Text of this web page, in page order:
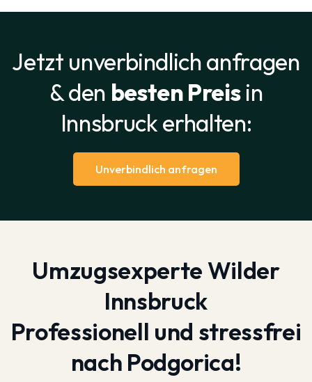
Jetzt unverbindlich anfragen
& den besten Preisin
Innsbruck erhalten:
Unverbindlich anfragen
Umzugsexperte Wilder
Innsbruck
Professionell und stressfrei
nach Podgorica!